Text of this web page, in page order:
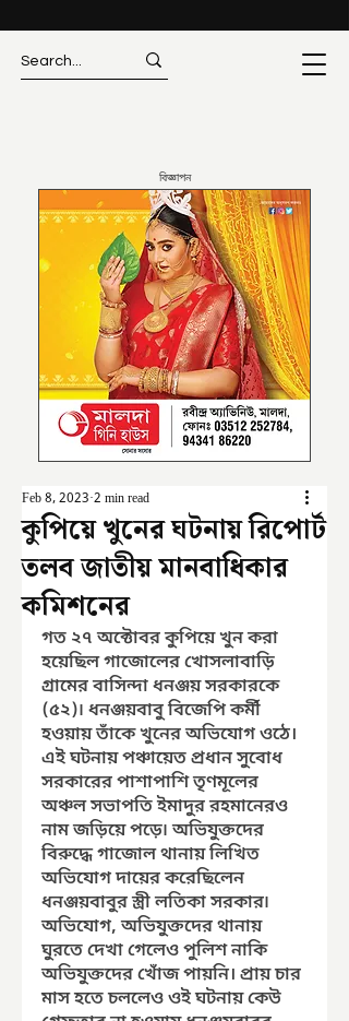
বিজ্ঞাপন
কুপিয়ে খুনের ঘটনায় রিপোর্ট
তলব জাতীয় মানবাধিকার
কমিশনের
Feb 8, 2023 2 min read
গত ২৭ অক্টোবর কুপিয়ে খুন করা
হয়েছিল গাজোলের খোসলাবাড়ি
গ্রামের বাসিন্দা ধনঞ্জয় সরকারকে
(৫২)৷ ধনঞ্জয়বাবু বিজেপি কর্মী
হওয়ায় তাঁকে খুনের অভিযোগ ওঠে।
এই ঘটনায় পঞ্চায়েত প্রধান সুবোধ
সরকারের পাশাপাশি তৃণমূলের
অঞ্চল সভাপতি ইমাদুর রহমানেরও
নাম জড়িয়ে পড়ে৷ অভিযুক্তদের
বিরুদ্ধে গাজোল থানায় লিখিত
অভিযোগ দায়ের করেছিলেন
ধনঞ্জয়বাবুর স্ত্রী লতিকা সরকার৷
অভিযোগ, অভিযুক্তদের থানায়
ঘুরতে দেখা গেলেও পুলিশ নাকি
অভিযুক্তদের খোঁজ পায়নি। প্রায় চার
মাস হতে চললেও ওই ঘটনায় কেউ